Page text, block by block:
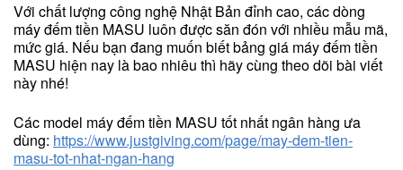
Với chất lượng công nghệ Nhật Bản đỉnh cao, các dòng
máy đếm tiền MASU luôn được săn đón với nhiều mẫu mã,
mức giá. Nếu bạn đang muốn biết bảng giá máy đếm tiền
MASU hiện nay là bao nhiêu thì hãy cùng theo dõi bài viết
này nhé!
Các model máy đếm tiền MASU tốt nhất ngân hàng ưa
dùng: https://www.justgiving.com/page/may-dem-tien-
masu-tot-nhat-ngan-hang